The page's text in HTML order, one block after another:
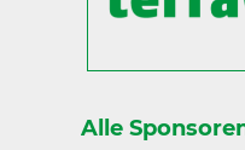
Alle